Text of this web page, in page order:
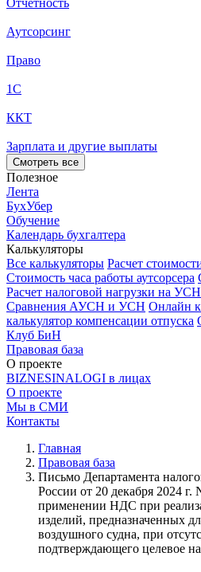
Отчетность
Аутсорсинг
Право
1С
ККТ
Зарплата и другие выплаты
Смотреть все
Полезное
Лента
БухУбер
Обучение
Календарь бухгалтера
Калькуляторы
Все калькуляторы Расчет
Стоимость часа работы аутсорсера
Расчет налоговой нагрузки на УСН
Сравнения АУСН и УСН Онлайн
калькулятор компенсации отпуска
Клуб БиН
Правовая база
О проекте
BIZNESINALOGI в лицах
О проекте
Мы в СМИ
Контакты
Главная
Правовая база
Письмо Департамента
России от 20 декабря 2024
применении НДС при
изделий, предназначенных
воздушного судна, при
подтверждающего целевое